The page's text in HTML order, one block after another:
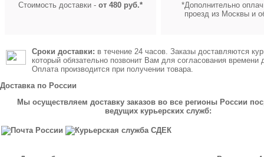
Стоимость доставки - от 480 руб.*
*Дополнительно
проезд из Москвы и
Сроки доставки: в течение 24 часов. Заказы доставляются
который обязательно позвонит Вам для согласования времени
Оплата производится при получении товара.
Доставка по России
Мы осуществляем доставку заказов во все регионы России
ведущих курьерских служб: